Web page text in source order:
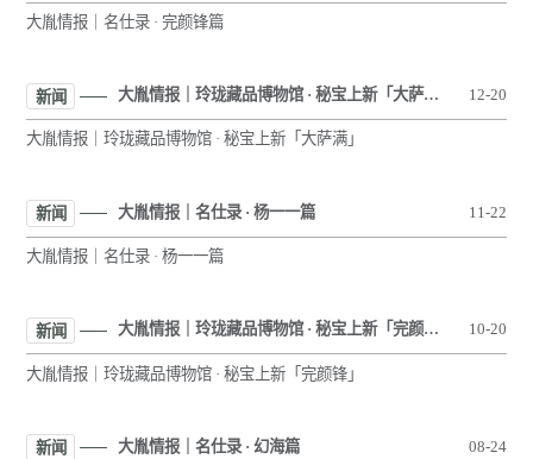
大胤情报｜名仕录 · 完颜锋篇
新闻 12-20
大胤情报｜玲珑藏品博物馆 · 秘宝上新「大萨满」
大胤情报｜玲珑藏品博物馆 · 秘宝上新「大萨满」
新闻 11-22
大胤情报｜名仕录 · 杨一一篇
大胤情报｜名仕录 · 杨一一篇
新闻 10-20
大胤情报｜玲珑藏品博物馆 · 秘宝上新「完颜锋」
大胤情报｜玲珑藏品博物馆 · 秘宝上新「完颜锋」
新闻 08-24
大胤情报｜名仕录 · 幻海篇